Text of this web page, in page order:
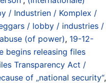
/ Industrien / Komplex /
/ lobby / industries /
(of power), 19-12-
begins releasing files
Transparency Act /
of „national security“,